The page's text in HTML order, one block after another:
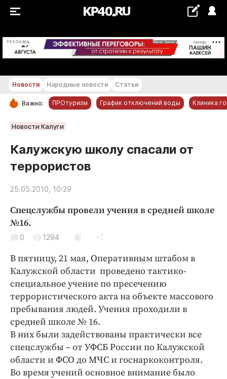
РЕКЛАМА +24...+25 °С
РУБРИКИ
Новости компаний
Статьи
Народные новости
Авто и транспорт
Благоустройство
Криминал
Недвижимость и ЖКХ
Образование
Общество
Погода
Праздники
Происшествия
Спорт
Экономика и бизнес
Новости Народные новости Статьи
Важно: ПРОтуризм График отключений воды Клиника
Новости Калуги
Калужскую школу спасали от
террористов
25.05.2010, 10:29
Спецслужбы провели учения в средней школе
№16.
0 1294
В пятницу, 21 мая, Оперативным штабом в
Калужской области проведено тактико-
специальное учение по пресечению
террористического акта на объекте массового
пребывания людей. Учения проходили в
средней школе № 16.
В них были задействованы практически все
спецслужбы – от УФСБ России по Калужской
области и ФСО до МЧС и госнаркоконтроля.
Во время учений основное внимание было